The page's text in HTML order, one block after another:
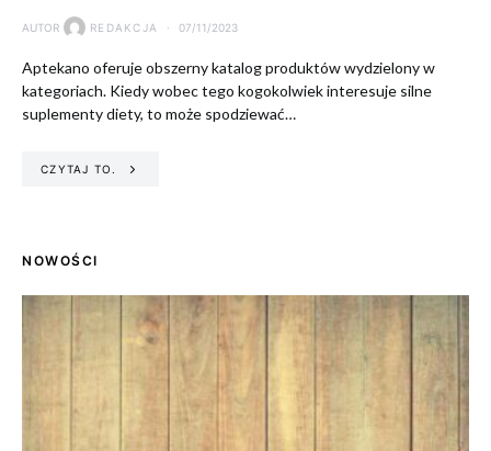
AUTOR REDAKCJA 07/11/2023
Aptekano oferuje obszerny katalog produktów wydzielony w
kategoriach. Kiedy wobec tego kogokolwiek interesuje silne
suplementy diety, to może spodziewać…
CZYTAJ TO.
NOWOŚCI